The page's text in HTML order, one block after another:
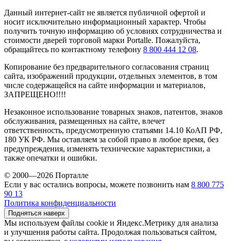
Данный интернет-сайт не является публичной офертой и
носит исключительно информационный характер. Чтобы
получить точную информацию об условиях сотрудничества и
стоимости дверей торговой марки Portalle. Пожалуйста,
обращайтесь по контактному телефону 8 800 444 12 08.
Копирование без предварительного согласования страниц
сайта, изображений продукции, отдельных элементов, в том
числе содержащейся на сайте информации и материалов,
ЗАПРЕЩЕНО!!!!
Незаконное использование товарных знаков, патентов, знаков
обслуживания, размещенных на сайте, влечет
ответственность, предусмотренную статьями 14.10 КоАП РФ,
180 УК РФ. Мы оставляем за собой право в любое время, без
предупреждения, изменять технические характеристики, а
также опечатки и ошибки.
© 2000—2026 Порталле
Если у вас остались вопросы, можете позвонить нам 8 800 775
90 13
Политика конфиденциальности
Подняться наверх
Мы используем файлы cookie и Яндекс.Метрику для анализа
и улучшения работы сайта. Продолжая пользоваться сайтом,